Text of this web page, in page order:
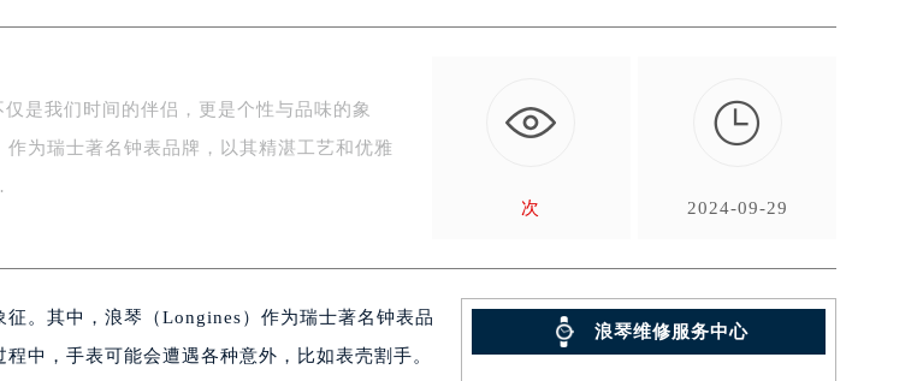
是我们时间的伴侣，更是个性与品味的象
为瑞士著名钟表品牌，以其精湛工艺和优雅
次

2024-09-29
。其中，浪琴（Longines）作为瑞士著名钟表品
中，手表可能会遭遇各种意外，比如表壳割手。
浪琴维修服务中心